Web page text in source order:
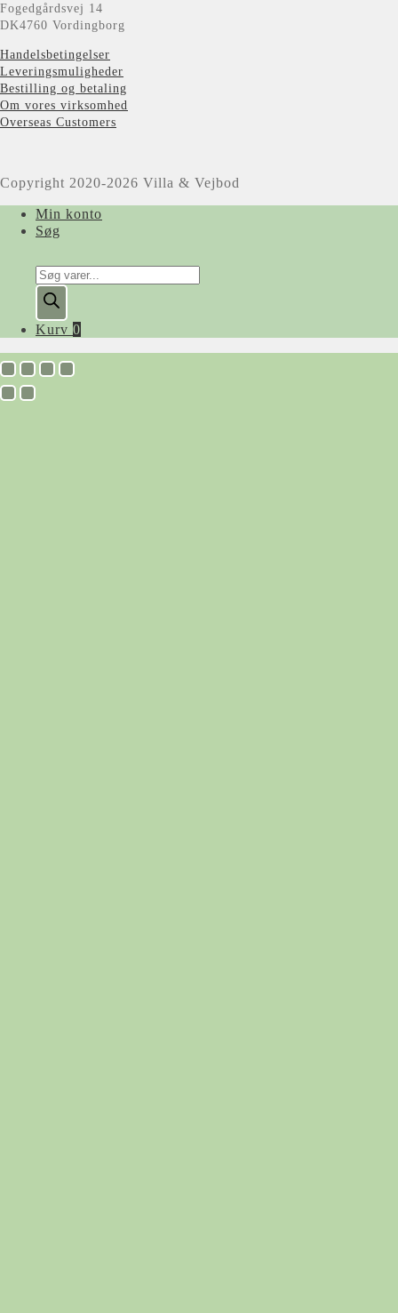
Fogedgårdsvej 14
DK4760 Vordingborg
Handelsbetingelser
Leveringsmuligheder
Bestilling og betaling
Om vores virksomhed
Overseas Customers
Copyright 2020-2026 Villa & Vejbod
Min konto
Søg
Products
search
Kurv 0